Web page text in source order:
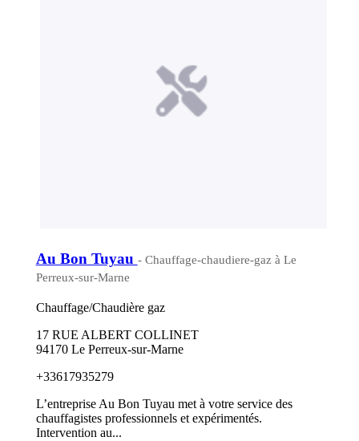
Au Bon Tuyau - Chauffage-chaudiere-gaz à Le
Perreux-sur-Marne
Chauffage/Chaudière gaz
17 RUE ALBERT COLLINET
94170 Le Perreux-sur-Marne
+33617935279
L’entreprise Au Bon Tuyau met à votre service des
chauffagistes professionnels et expérimentés.
Intervention au...